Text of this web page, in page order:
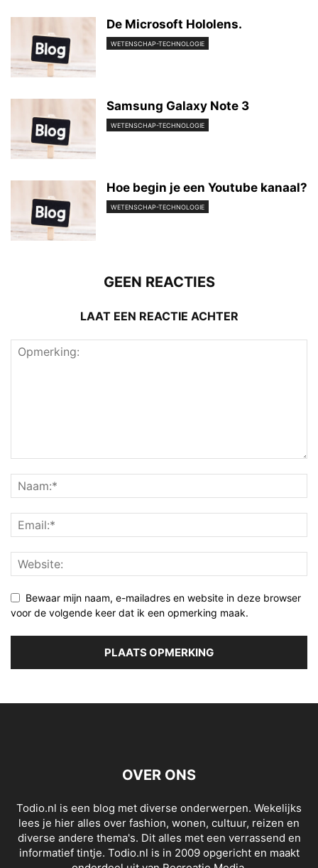
De Microsoft Hololens.
WETENSCHAP-TECHNOLOGIE
Samsung Galaxy Note 3
WETENSCHAP-TECHNOLOGIE
Hoe begin je een Youtube kanaal?
WETENSCHAP-TECHNOLOGIE
GEEN REACTIES
LAAT EEN REACTIE ACHTER
Bewaar mijn naam, e-mailadres en website in deze browser
voor de volgende keer dat ik een opmerking maak.
OVER ONS
Todio.nl is een blog met diverse onderwerpen. Wekelijks
lees je hier alles over fashion, wonen, cultuur, reizen en
diverse andere thema's. Dit alles met een verrassend en
informatief tintje. Todio.nl is in 2009 opgericht en maakt